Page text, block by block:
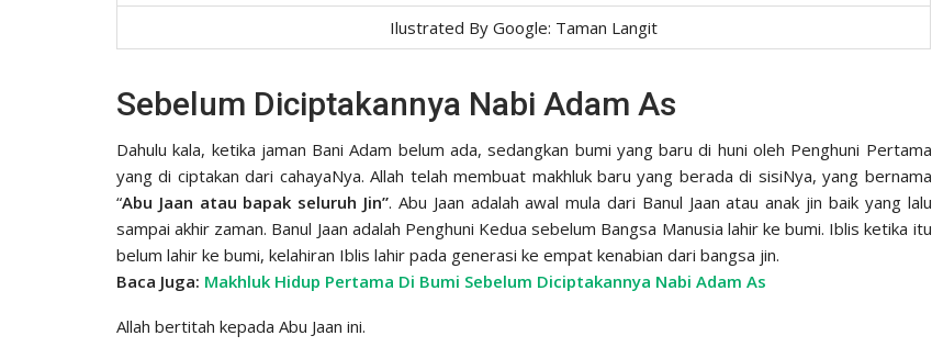
Ilustrated By Google: Taman Langit
Sebelum Diciptakannya Nabi Adam As
Dahulu kala, ketika jaman Bani Adam belum ada, sedangkan bumi yang baru di huni oleh Penghuni Pertama
yang di ciptakan dari cahayaNya. Allah telah membuat makhluk baru yang berada di sisiNya, yang bernama
“Abu Jaan atau bapak seluruh Jin”. Abu Jaan adalah awal mula dari Banul Jaan atau anak jin baik yang lalu
sampai akhir zaman. Banul Jaan adalah Penghuni Kedua sebelum Bangsa Manusia lahir ke bumi. Iblis ketika itu
belum lahir ke bumi, kelahiran Iblis lahir pada generasi ke empat kenabian dari bangsa jin.
Baca Juga: Makhluk Hidup Pertama Di Bumi Sebelum Diciptakannya Nabi Adam As
Allah bertitah kepada Abu Jaan ini.